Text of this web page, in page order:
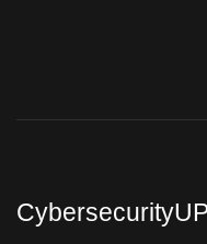
CybersecurityUP